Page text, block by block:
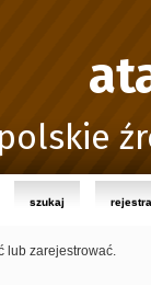
szukaj
lub zarejestrować.